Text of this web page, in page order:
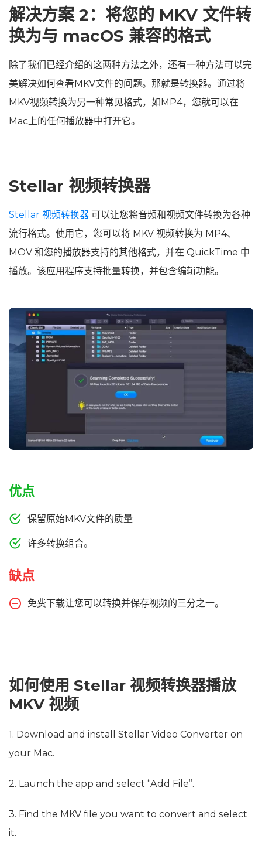
解决方案 2：将您的 MKV 文件转
换为与 macOS 兼容的格式
除了我们已经介绍的这两种方法之外，还有一种方法可以完
美解决如何查看MKV文件的问题。那就是转换器。通过将
MKV视频转换为另一种常见格式，如MP4，您就可以在
Mac上的任何播放器中打开它。
Stellar 视频转换器
Stellar 视频转换器 可以让您将音频和视频文件转换为各种
流行格式。使用它，您可以将 MKV 视频转换为 MP4、
MOV 和您的播放器支持的其他格式，并在 QuickTime 中
播放。该应用程序支持批量转换，并包含编辑功能。
优点
保留原始MKV文件的质量
许多转换组合。
缺点
免费下载让您可以转换并保存视频的三分之一。
如何使用 Stellar 视频转换器播放
MKV 视频
1. Download and install Stellar Video Converter on
your Mac.
2. Launch the app and select “Add File”.
3. Find the MKV file you want to convert and select
it.